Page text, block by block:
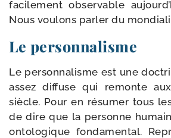
faci­le­ment obser­vable
Nous vou­lons par­ler du
Le personnalisme
Le per­son­na­lisme est une
assez dif­fuse qui remonte
siècle. Pour en résu­mer tous
de dire que la per­sonne
onto­lo­gique fon­da­men­tal.